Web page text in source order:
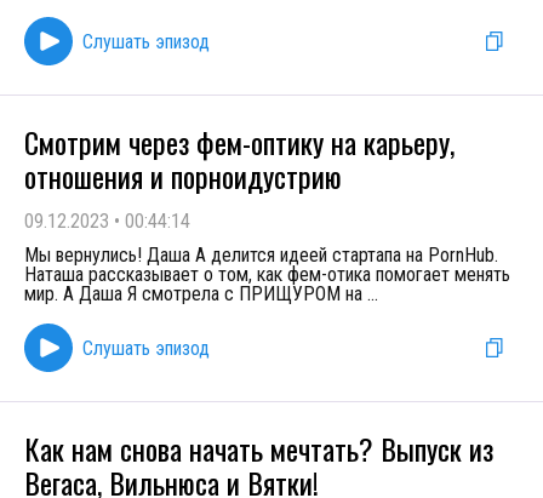
Слушать эпизод
Смотрим через фем-оптику на карьеру,
отношения и порноидустрию
09.12.2023 • 00:44:14
Мы вернулись! Даша А делится идеей стартапа на PornHub.
Наташа рассказывает о том, как фем-отика помогает менять
мир. А Даша Я смотрела с ПРИЩУРОМ на ...
Слушать эпизод
Как нам снова начать мечтать? Выпуск из
Вегаса, Вильнюса и Вятки!